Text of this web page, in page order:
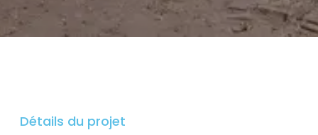
Détails du projet